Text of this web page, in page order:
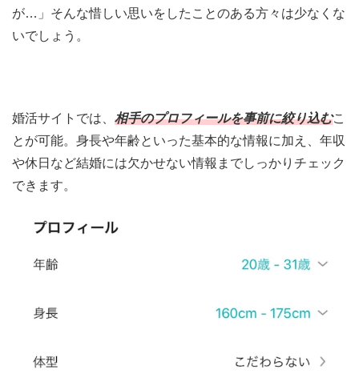
が…」そんな惜しい思いをしたことのある方々は少なくな
いでしょう。
婚活サイトでは、 相手のプロフィールを事前に絞り込むこ
とが可能。身長や年齢といった基本的な情報に加え、年収
や休日など結婚には欠かせない情報までしっかりチェック
できます。